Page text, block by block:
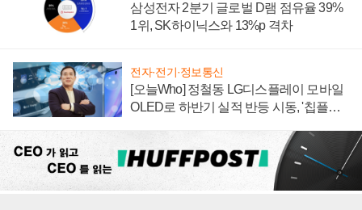
삼성전자 2분기 글로벌 D램 점유율 39%
1위, SK하이닉스와 13%p 격차
전자·전기·정보통신
[오늘Who] 정철동 LG디스플레이 모바일
OLED로 하반기 실적 반등 시동, '칩플레